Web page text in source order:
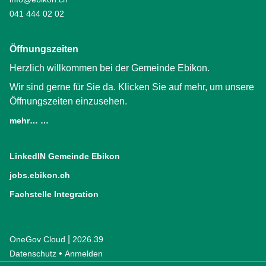
041 444 02 02
Öffnungszeiten
Herzlich willkommen bei der Gemeinde Ebikon.
Wir sind gerne für Sie da. Klicken Sie auf mehr, um unsere
Öffnungszeiten einzusehen.
mehr… …
LinkedIN Gemeinde Ebikon
jobs.ebikon.ch
Fachstelle Integration
OneGov Cloud (External Link)
2026.39
Datenschutz (External Link)
Anmelden